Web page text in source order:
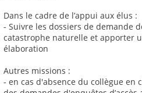
Dans le cadre de l’appui aux élus :
- Suivre les dossiers de demande
catastrophe naturelle et apporter
élaboration
Autres missions :
- en cas d'absence du collègue en